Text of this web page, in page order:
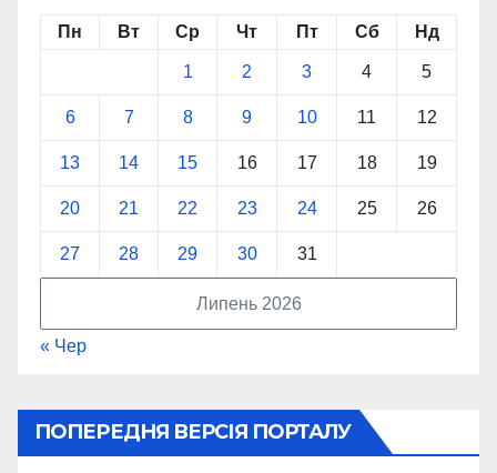
Липень 2026
Пн Вт Ср Чт Пт Сб Нд
1 2 3 4 5
6 7 8 9 10 11 12
13 14 15 16 17 18 19
20 21 22 23 24 25 26
27 28 29 30 31
« Чер
ПОПЕРЕДНЯ ВЕРСІЯ ПОРТАЛУ